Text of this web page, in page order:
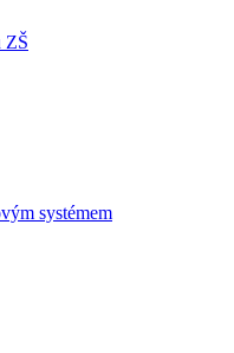
ZŠ
systémem